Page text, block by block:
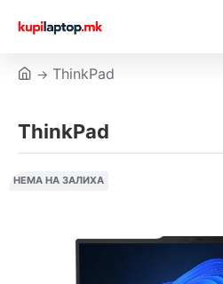
ThinkPad
ThinkPad
НЕМА НА ЗАЛИХА